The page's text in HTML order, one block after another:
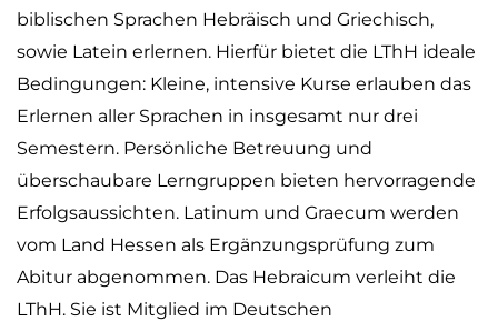
biblischen Sprachen Hebräisch und Griechisch,
sowie Latein erlernen. Hierfür bietet die LThH ideale
Bedingungen: Kleine, intensive Kurse erlauben das
Erlernen aller Sprachen in insgesamt nur drei
Semestern. Persönliche Betreuung und
überschaubare Lerngruppen bieten hervorragende
Erfolgsaussichten. Latinum und Graecum werden
vom Land Hessen als Ergänzungsprüfung zum
Abitur abgenommen. Das Hebraicum verleiht die
LThH. Sie ist Mitglied im Deutschen